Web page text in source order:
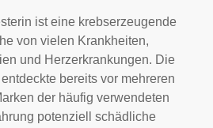
ist eine krebserzeugende
von vielen Krankheiten,
und Herzerkrankungen. Die
bereits vor mehreren
der häufig verwendeten
potenziell schädliche